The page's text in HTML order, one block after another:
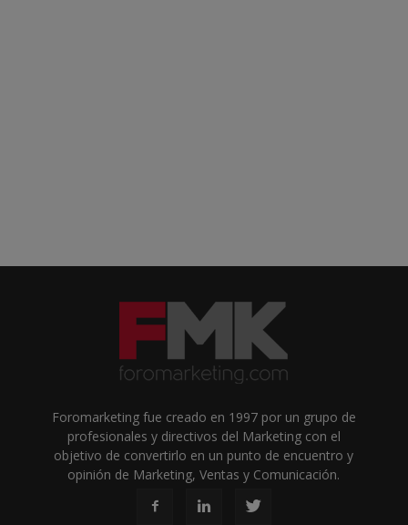
Foromarketing fue creado en 1997 por un grupo de
profesionales y directivos del Marketing con el
objetivo de convertirlo en un punto de encuentro y
opinión de Marketing, Ventas y Comunicación.